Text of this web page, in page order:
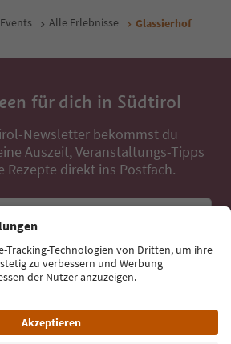
Alle Erlebnisse Glassierhof
für dich in Südtirol
Newsletter bekommst du
Auszeit, Veranstaltungs-Tipps
Rezepte direkt ins Postfach.
Jetzt anmelden